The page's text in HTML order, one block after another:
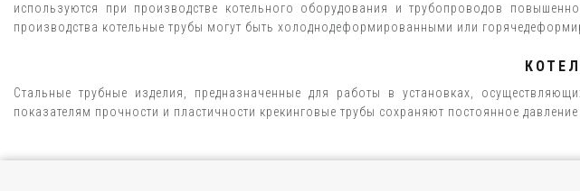
используются при производстве котельного оборудования и трубопроводов
производства котельные трубы могут быть холоднодеформированными или
Стальные трубные изделия, предназначенные для работы в установках,
показателям прочности и пластичности крекинговые трубы сохраняют постоянное